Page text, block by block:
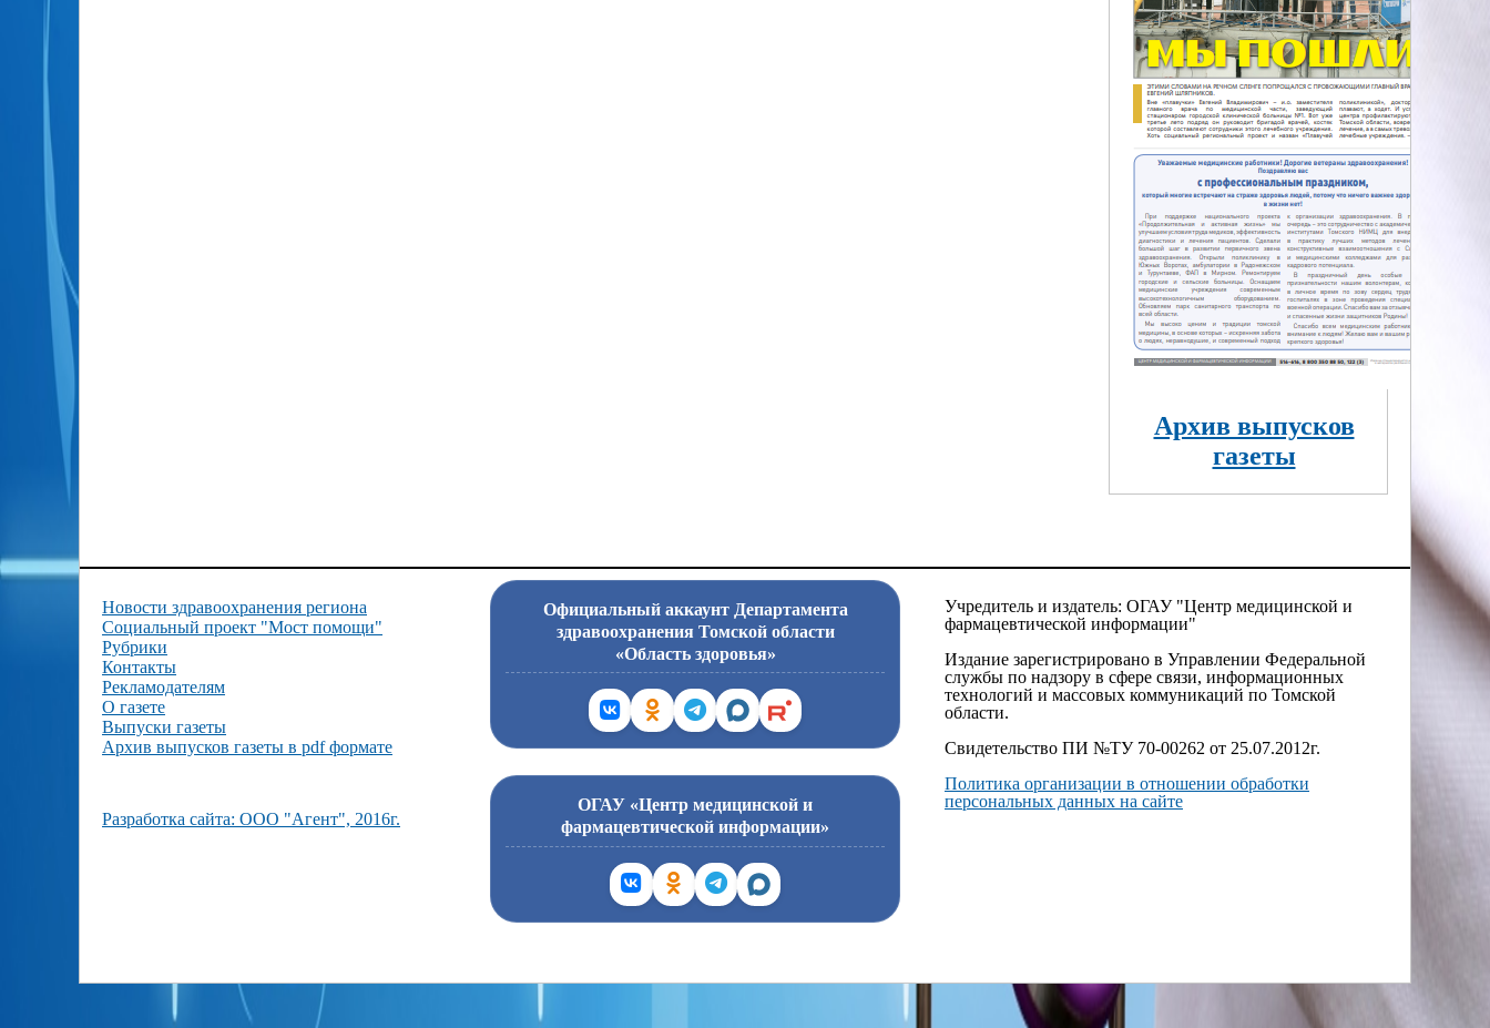
Архив выпусков
газеты
Новости здравоохранения региона
Социальный проект "Мост помощи"
Рубрики
Контакты
Рекламодателям
О газете
Выпуски газеты
Архив выпусков газеты в pdf формате
Разработка сайта: ООО "Агент", 2016г.
Официальный аккаунт Департамента
здравоохранения Томской области
«Область здоровья»
ОГАУ «Центр медицинской и
фармацевтической информации»
Учредитель и издатель: ОГАУ "Центр медицинской и
фармацевтической информации"
Издание зарегистрировано в Управлении Федеральной
службы по надзору в сфере связи, информационных
технологий и массовых коммуникаций по Томской
области.
Свидетельство ПИ №ТУ 70-00262 от 25.07.2012г.
Политика организации в отношении обработки
персональных данных на сайте